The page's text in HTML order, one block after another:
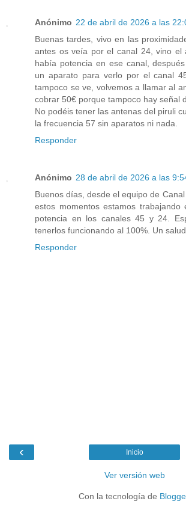
Anónimo 22 de abril de 2026 a las
Buenas tardes, vivo en las
antes os veía por el canal 24, vino el
había potencia en ese canal,
un aparato para verlo por el canal
tampoco se ve, volvemos a llamar al
cobrar 50€ porque tampoco hay señal
No podéis tener las antenas del piruli
la frecuencia 57 sin aparatos ni nada.
Responder
Anónimo 28 de abril de 2026 a las
Buenos días, desde el equipo de
estos momentos estamos trabajando
potencia en los canales 45 y 24.
tenerlos funcionando al 100%. Un
Responder
‹ Inicio
Ver versión web
Con la tecnología de